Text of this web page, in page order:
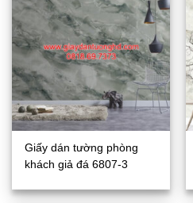
Giấy dán tường phòng
khách giả đá 6807-3